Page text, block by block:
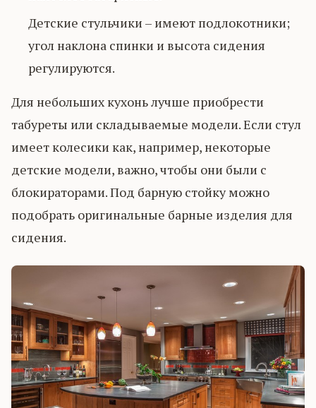
Детские стульчики – имеют подлокотники;
угол наклона спинки и высота сидения
регулируются.
Для небольших кухонь лучше приобрести
табуреты или складываемые модели. Если стул
имеет колесики как, например, некоторые
детские модели, важно, чтобы они были с
блокираторами. Под барную стойку можно
подобрать оригинальные барные изделия для
сидения.